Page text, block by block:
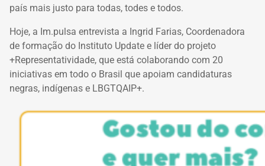
país mais justo para todas, todes e todos.
Hoje, a Im.pulsa entrevista a Ingrid Farias, Coordenadora
de formação do Instituto Update e líder do projeto
+Representatividade, que está colaborando com 20
iniciativas em todo o Brasil que apoiam candidaturas
negras, indígenas e LBGTQAIP+.